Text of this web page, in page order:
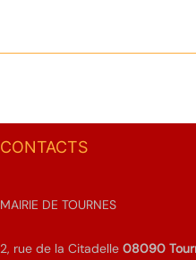
CONTACTS
MAIRIE DE TOURNES
2, rue de la Citadelle 08090